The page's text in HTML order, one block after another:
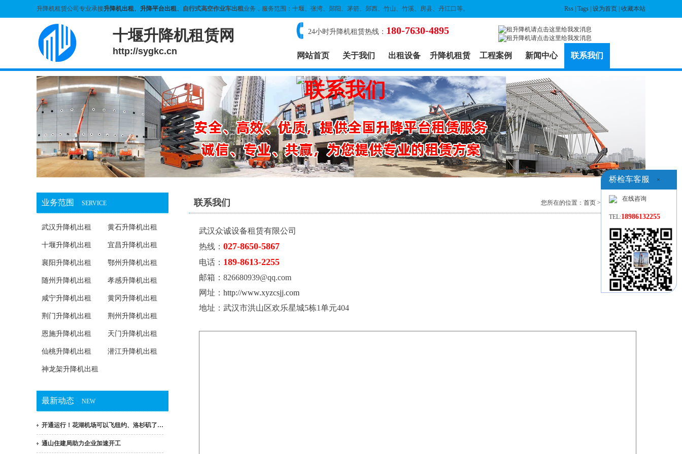
升降机租赁公司专业承接升降机出租、 升降平台出租、自行式高空作业车出租业务，服务范围：十堰、张湾、郧阳、茅箭、郧西、竹山、竹溪、房县、丹江口等。 Rss Tags 设为首页 收藏本站
十堰升降机租赁网
http://sygkc.cn
24小时升降机租赁热线： 180-7630-4895
网站首页 关于我们 出租设备 升降机租赁 工程案例 新闻中心 联系我们
业务范围 SERVICE
武汉升降机出租 黄石升降机出租
十堰升降机出租 宜昌升降机出租
襄阳升降机出租 鄂州升降机出租
随州升降机出租 孝感升降机出租
咸宁升降机出租 黄冈升降机出租
荆门升降机出租 荆州升降机出租
恩施升降机出租 天门升降机出租
仙桃升降机出租 潜江升降机出租
神龙架升降机出租
最新动态 NEW
开通运行！花湖机场可以飞纽约、洛杉矶了…
通山住建局助力企业加速开工
您所在的位置： 首页 > 联系我们> 内容
联系我们
武汉众诚设备租赁有限公司
热线： 027-8650-5867
电话： 189-8613-2255
邮箱：826680939@qq.com
网址： http://www.xyzcsjj.com
地址：武汉市洪山区欢乐星城5栋1单元404
桥检车客服 ×
在线咨询
TEL:18986132255